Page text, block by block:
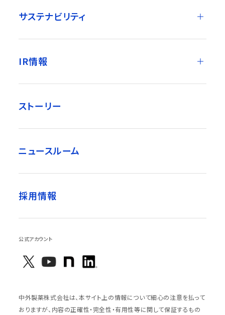
サステナビリティ
IR情報
ストーリー
ニュースルーム
採用情報
公式アカウント
中外製薬株式会社は、本サイト上の情報について細心の注意を払って
おりますが、内容の正確性・完全性・有用性等に関して保証するもの